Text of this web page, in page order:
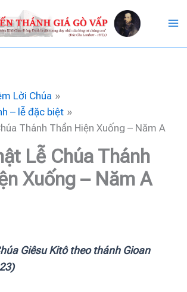
Lời Chúa
– lễ đặc biệt
Thánh Thần Hiện Xuống – Năm A
Lễ Chúa Thánh
Xuống – Năm A
Giêsu Kitô theo thánh Gioan